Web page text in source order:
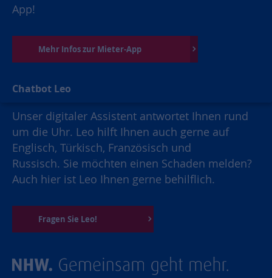
App!
Mehr Infos zur Mieter-App
Chatbot Leo
Unser digitaler Assistent antwortet Ihnen rund
um die Uhr. Leo hilft Ihnen auch gerne auf
Englisch, Türkisch, Französisch und
Russisch. Sie möchten einen Schaden melden?
Auch hier ist Leo Ihnen gerne behilflich.
Fragen Sie Leo!